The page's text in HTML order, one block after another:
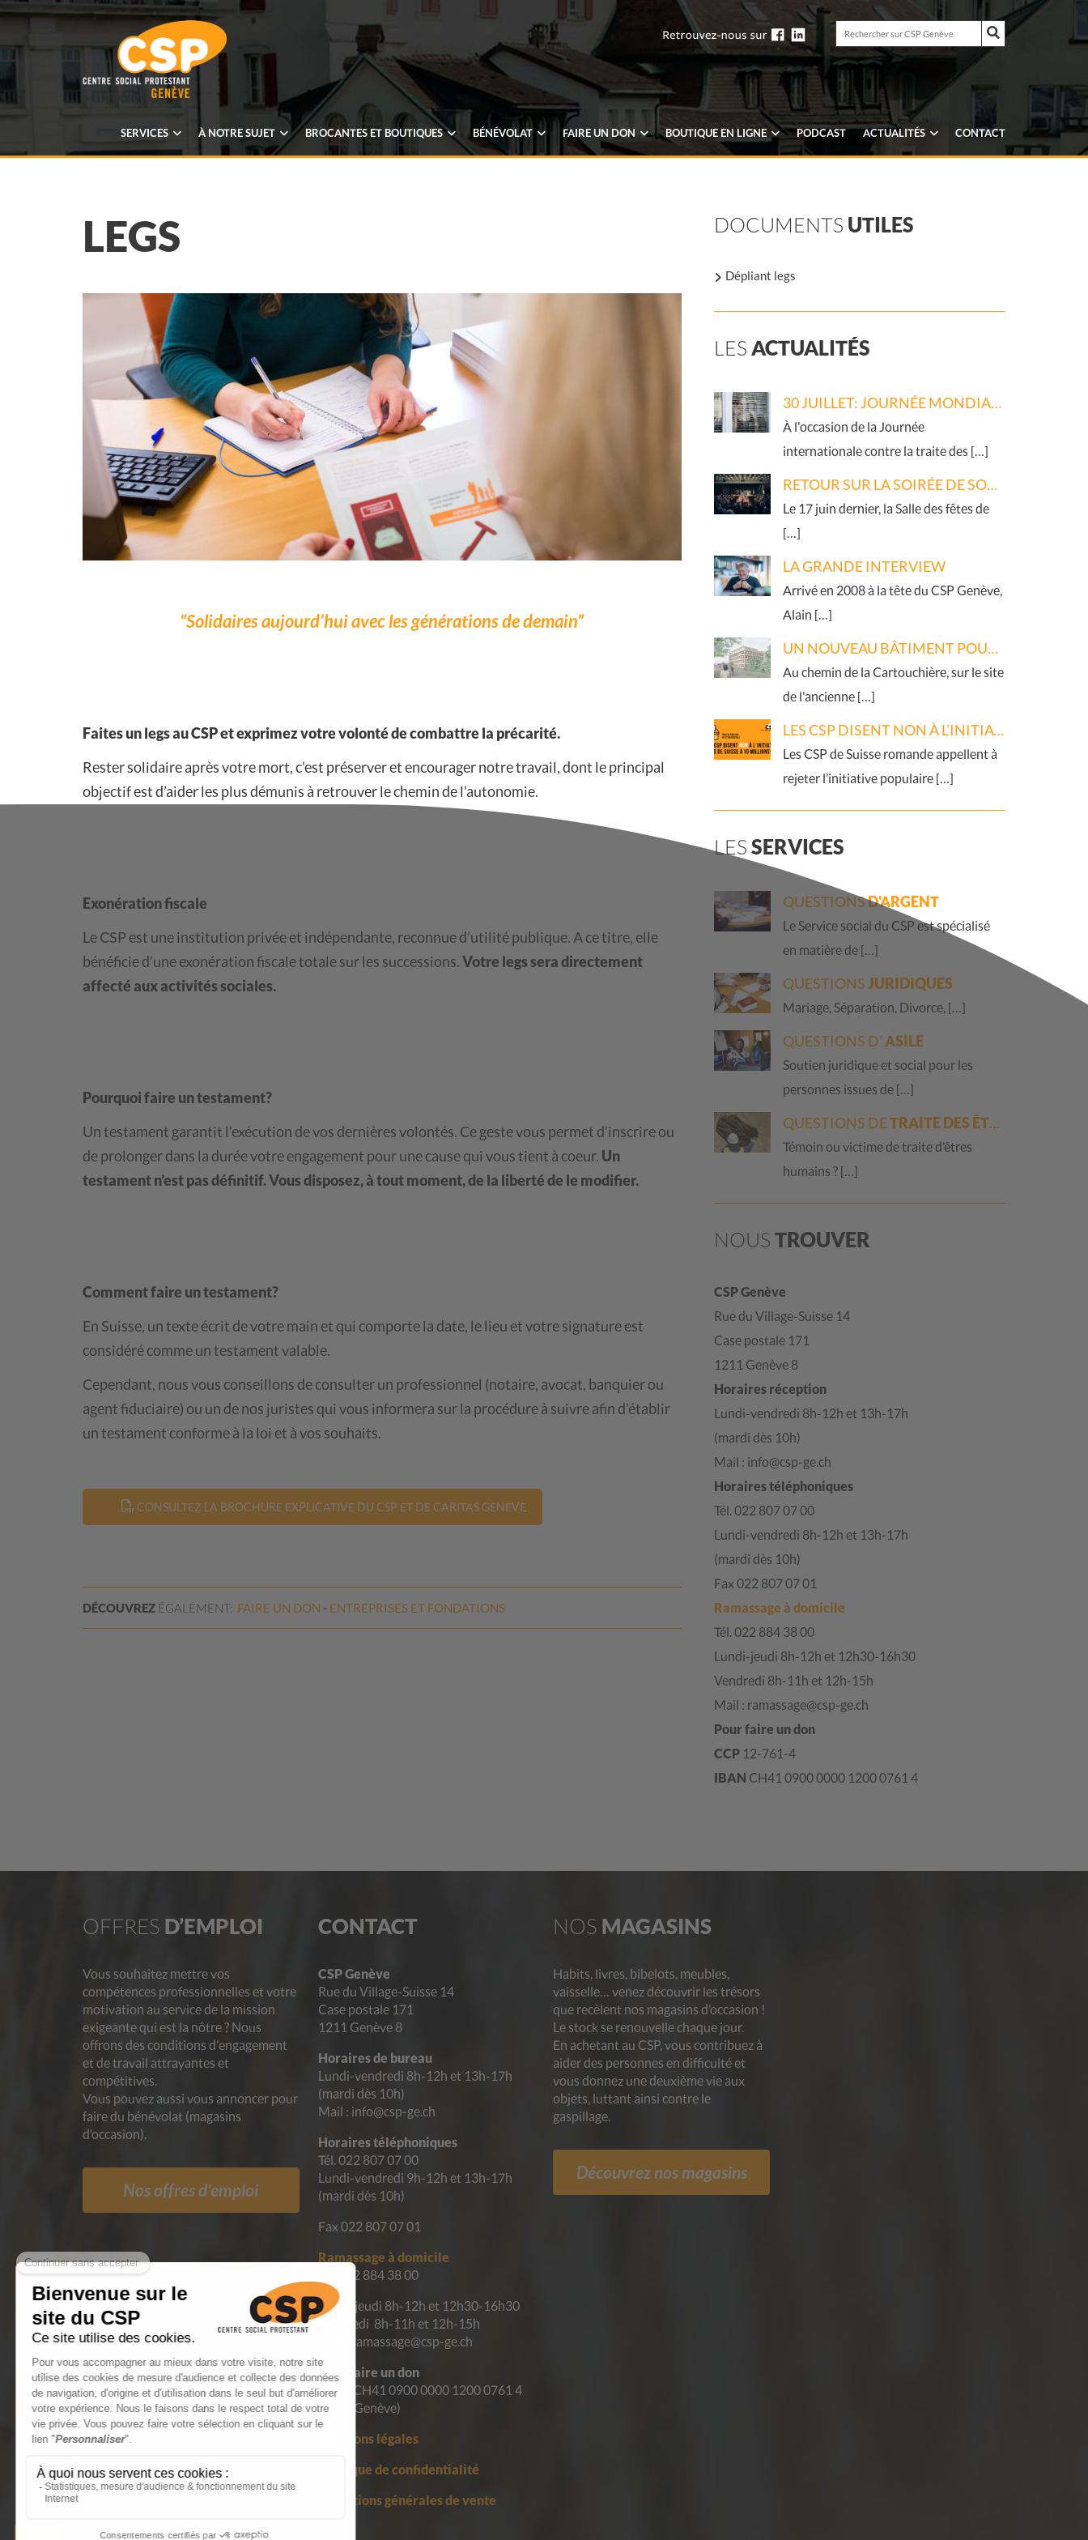
Rechercher
sur
CSP
Genève
Rechercher
SERVICES À NOTRE SUJET BROCANTES ET BOUTIQUES BÉNÉVOLAT FAIRE UN DON BOUTIQUE EN LIGNE PODCAST ACTUALITÉS CONTACT
LEGS
Solidaires aujourd’hui avec les générations de demain
Faites un legs au CSP et exprimez votre volonté de combattre la précarité.
Rester solidaire après votre mort, c’est préserver et encourager notre travail, dont le principal
objectif est d’aider les plus démunis à retrouver le chemin de l’autonomie.
Exonération fiscale
Le CSP est une institution privée et indépendante, reconnue d’utilité publique. A ce titre, elle
bénéficie d’une exonération fiscale totale sur les successions.Votre legs sera directement
affecté aux activités sociales.
Pourquoi faire un testament?
Un testament garantit l’exécution de vos dernières volontés. Ce geste vous permet d’inscrire ou
de prolonger dans la durée votre engagement pour une cause qui vous tient à coeur. Un
testament n’est pas définitif. Vous disposez, à tout moment, de la liberté de le modifier.
Comment faire un testament?
En Suisse, un texte écrit de votre main et qui comporte la date, le lieu et votre signature est
considéré comme un testament valable.
Cependant, nous vous conseillons de consulter un professionnel (notaire, avocat, banquier ou
agent fiduciaire) ou un de nos juristes qui vous informera sur la procédure à suivre afin d’établir
un testament conforme à la loi et à vos souhaits.
CONSULTEZ LA BROCHURE EXPLICATIVE DU CSP ET DE CARITAS GENÈVE
DÉCOUVREZ ÉGALEMENT: FAIRE UN DON ENTREPRISES ET FONDATIONS
DOCUMENTS UTILES
Dépliant legs
LES ACTUALITÉS
30 JUILLET: JOURNÉE MONDIALE DE LUTTE CONTRE LA TRAITE DES ÊTRES HUMAINS
À l'occasion de la Journée
internationale contre la traite des […]
RETOUR SUR LA SOIRÉE DE SOUTIEN 2026
Le 17 juin dernier, la Salle des fêtes de
[…]
LA GRANDE INTERVIEW
Arrivé en 2008 à la tête du CSP Genève,
Alain […]
UN NOUVEAU BÂTIMENT POUR LE RÉSEAU
Au chemin de la Cartouchière, sur le site
de l'ancienne […]
LES CSP DISENT NON À L’INITIATIVE « PAS DE SUISSE À 10 MILLIONS ! »
Les CSP de Suisse romande appellent à
rejeter l’initiative populaire […]
LES SERVICES
QUESTIONSD'ARGENT
Le Service social du CSP est spécialisé
en matière de […]
QUESTIONSJURIDIQUES
Mariage, Séparation, Divorce, […]
QUESTIONS D'ASILE
Soutien juridique et social pour les
personnes issues de […]
QUESTIONS DETRAITE DES ÊTRES HUMAINS
Témoin ou victime de traite d’êtres
humains ? […]
NOUS TROUVER
CSP Genève
Rue du Village-Suisse 14
Case postale 171
1211 Genève 8
Horaires réception
Lundi-vendredi 8h-12h et 13h-17h
(mardi dès 10h)
Mail : info@csp-ge.ch
Horaires téléphoniques
Tél. 022 807 07 00
Lundi-vendredi 8h-12h et 13h-17h
(mardi dès 10h)
Fax 022 807 07 01
Ramassage à domicile
Tél. 022 884 38 00
Lundi-jeudi 8h-12h et 12h30-16h30
Vendredi 8h-11h et 12h-15h
Mail : ramassage@csp-ge.ch
Pour faire un don
CCP12-761-4
IBAN CH41 0900 0000 1200 0761 4
OFFRES D’EMPLOI
Vous souhaitez mettre vos
compétences professionnelles et votre
motivation au service de la mission
exigeante qui est la nôtre ? Nous
offrons des conditions d'engagement
et de travail attrayantes et
compétitives.
Vous pouvez aussi vous annoncer pour
faire du bénévolat (magasins
d’occasion).
Nos offres d'emploi
CONTACT
CSP Genève
Rue du Village-Suisse 14
Case postale 171
1211 Genève 8
Horaires de bureau
Lundi-vendredi 8h-12h et 13h-17h
(mardi dès 10h)
Mail : info@csp-ge.ch
Horaires téléphoniques
Tél. 022 807 07 00
Lundi-vendredi 9h-12h et 13h-17h
(mardi dès 10h)
Fax 022 807 07 01
Ramassage à domicile
Tél. 022 884 38 00
Lundi-jeudi 8h-12h et 12h30-16h30
Vendredi 8h-11h et 12h-15h
Mail : ramassage@csp-ge.ch
Pour faire un don
IBAN
CH41 0900 0000 1200 0761 4
(1205 Genève)
Mentions légales
Politique de confidentialité
Conditions générales de vente
NOS MAGASINS
Habits, livres, bibelots, meubles,
vaisselle… venez découvrir les trésors
que recèlent nos magasins d’occasion !
Le stock se renouvelle chaque jour.
En achetant au CSP, vous contribuez à
aider des personnes en difficulté et
vous donnez une deuxième vie aux
objets, luttant ainsi contre le
gaspillage.
Découvrez nos magasins